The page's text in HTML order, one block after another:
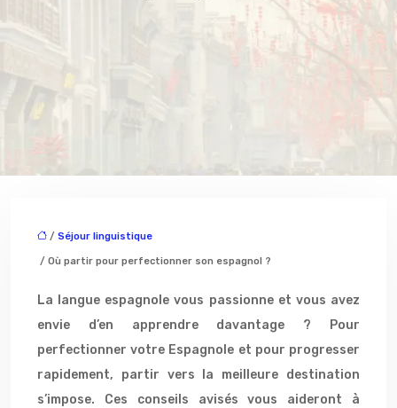
/ Séjour linguistique
/ Où partir pour perfectionner son espagnol ?
La langue espagnole vous passionne et vous avez
envie d’en apprendre davantage ? Pour
perfectionner votre Espagnole et pour progresser
rapidement, partir vers la meilleure destination
s’impose. Ces conseils avisés vous aideront à